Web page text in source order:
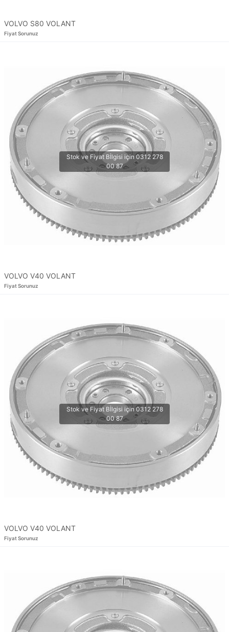
VOLVO S80 VOLANT
Fiyat Sorunuz
VOLVO V40 VOLANT
Fiyat Sorunuz
VOLVO V40 VOLANT
Fiyat Sorunuz